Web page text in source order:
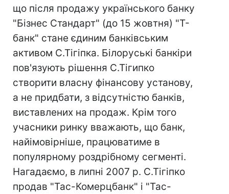
що після продажу українського банку
"Бізнес Стандарт" (до 15 жовтня) "Т-
банк" стане єдиним банківським
активом С.Тігіпка. Білоруські банкіри
пов'язують рішення С.Тігипко
створити власну фінансову установу,
а не придбати, з відсутністю банків,
виставлених на продаж. Крім того
учасники ринку вважають, що банк,
найімовірніше, працюватиме в
популярному роздрібному сегменті.
Нагадаємо, в липні 2007 р. С.Тігіпко
продав "Тас-Комерцбанк" і "Тас-